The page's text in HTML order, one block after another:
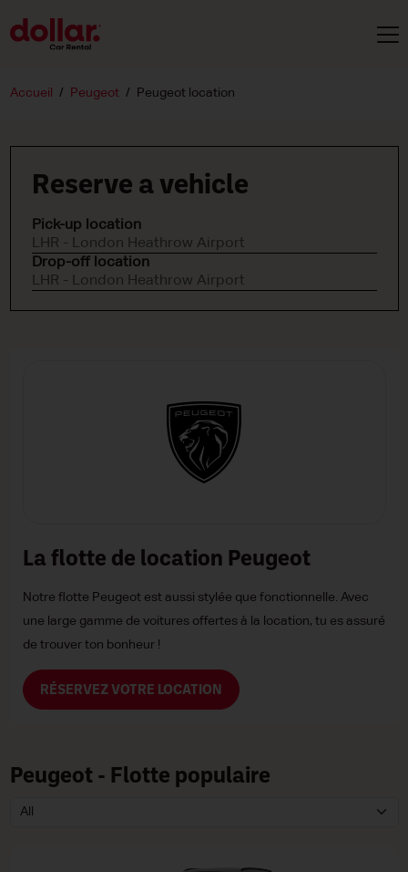
Accueil Peugeot Peugeot location
Reserve a vehicle
Pick-up location
LHR - London Heathrow Airport
Drop-off location
LHR - London Heathrow Airport
La flotte de location Peugeot
Notre flotte Peugeot est aussi stylée que fonctionnelle. Avec
une large gamme de voitures offertes à la location, tu es assuré
de trouver ton bonheur !
RÉSERVEZ VOTRE LOCATION
Peugeot - Flotte populaire